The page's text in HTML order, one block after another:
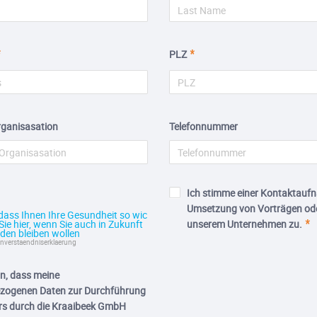
PLZ
Telefonnummer
Ihnen Ihre Gesundheit so wic
hier, wenn Sie auch in Zukunft
bleiben wollen
Ich stimme einer
Umsetzung von Vorträgen
unserem Unternehmen zu.
dass meine
Daten zur Durchführung
durch die Kraaibeek GmbH